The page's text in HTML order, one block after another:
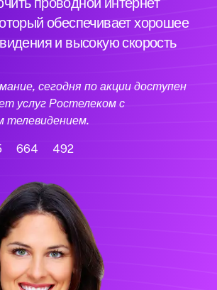
обеспечивает хорошее
и высокую скорость
сегодня по акции доступен
услуг Ростелеком с
телевидением.
664 492